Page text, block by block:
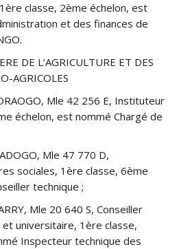
classe, 2ème échelon, est
et des finances de
DE L’AGRICULTURE ET DES
AGRICOLES
Mle 42 256 E, Instituteur
échelon, est nommé Chargé de
Mle 47 770 D,
sociales, 1ère classe, 6ème
technique ;
Mle 20 640 S, Conseiller
et universitaire, 1ère classe,
Inspecteur technique des